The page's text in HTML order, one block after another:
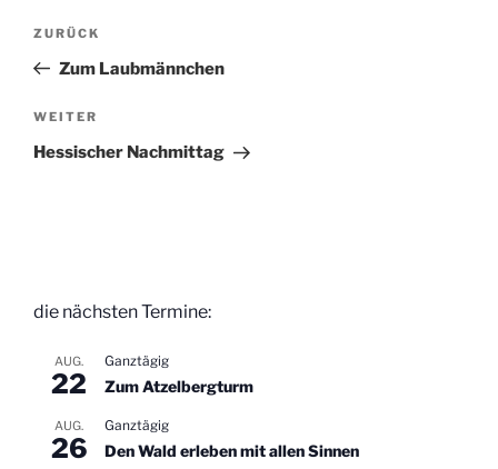
Beitragsnavigation
Vorheriger
Beitrag
ZURÜCK
Zum Laubmännchen
Nächster
Beitrag
WEITER
Hessischer Nachmittag
die nächsten Termine:
AUG.
22
Ganztägig
Zum Atzelbergturm
AUG.
26
Ganztägig
Den Wald erleben mit allen Sinnen